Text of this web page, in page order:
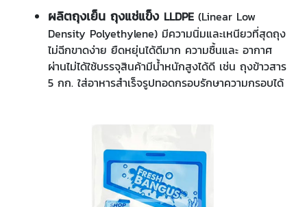
ผลิตถุงเย็น ถุงแช่แข็ง LLDPE (Linear Low
Density Polyethylene) มีความนิ่มและเหนียวที่สุดถุง
ไม่ฉีกขาดง่าย ยืดหยุ่นได้ดีมาก ความชื้นและ อากาศ
ผ่านไม่ได้ใช้บรรจุสินค้ามีน้ำหนักสูงได้ดี เช่น ถุงข้าวสาร
5 กก. ใส่อาหารสำเร็จรูปทอดกรอบรักษาความกรอบได้